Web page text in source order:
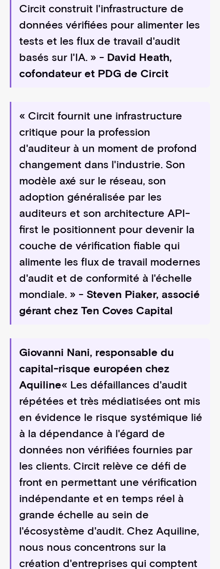
Circit construit l'infrastructure de
données vérifiées pour alimenter les
tests et les flux de travail d'audit
basés sur l'IA. » - David Heath,
cofondateur et PDG de Circit
« Circit fournit une infrastructure
critique pour la profession
d'auditeur à un moment de profond
changement dans l'industrie. Son
modèle axé sur le réseau, son
adoption généralisée par les
auditeurs et son architecture API-
first le positionnent pour devenir la
couche de vérification fiable qui
alimente les flux de travail modernes
d'audit et de conformité à l'échelle
mondiale. » - Steven Piaker, associé
gérant chez Ten Coves Capital
Giovanni Nani, responsable du
capital-risque européen chez
Aquiline« Les défaillances d'audit
répétées et très médiatisées ont mis
en évidence le risque systémique lié
à la dépendance à l'égard de
données non vérifiées fournies par
les clients. Circit relève ce défi de
front en permettant une vérification
indépendante et en temps réel à
grande échelle au sein de
l'écosystème d'audit. Chez Aquiline,
nous nous concentrons sur la
création d'entreprises qui comptent